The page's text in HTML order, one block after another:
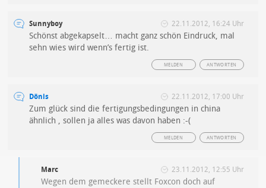
Sunnyboy 22.11.2012, 16:24 Uhr
Schönst abgekapselt… macht ganz schön Eindruck, mal
sehn wies wird wenn’s fertig ist.
ANTWORTEN
MELDEN
Dönis 22.11.2012, 17:00 Uhr
Zum glück sind die fertigungsbedingungen in china
ähnlich , sollen ja alles was davon haben :-(
ANTWORTEN
MELDEN
Marc 23.11.2012, 12:55 Uhr
Wegen dem gemeckere stellt Foxcon doch auf